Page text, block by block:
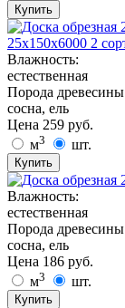
Купить
25х150х6000 2
Влажность:
естественная
Порода
сосна, ель
Цена 259 руб.
м3 шт.
Купить
Влажность:
естественная
Порода
сосна, ель
Цена 186 руб.
м3 шт.
Купить